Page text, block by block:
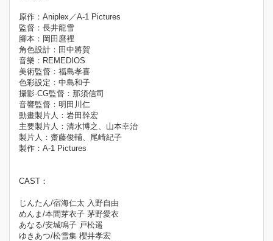
原作：Aniplex／A-1 Pictures
監督：長井龍雪
腳本：岡田麿裡
角色設計：田中將賀
音樂：REMEDIOS
美術監督：福島孝喜
色彩設定：中島和子
攝影·CG監督：那須信司
音響監督：明田川仁
動畫製片人：岩田幹宏
主要製片人：清水博之、山本幸治
製片人：齋藤俊輔、尾崎紀子
製作：A-1 Pictures
CAST：
じんたん/宿海仁太 入野自由
めんま/本間芽衣子 茅野愛衣
あなる/安城鳴子 戸松遥
ゆきあつ/松雪集 櫻井孝宏